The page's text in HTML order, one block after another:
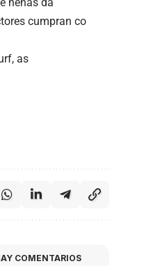
cumpran co
as
COMENTARIOS